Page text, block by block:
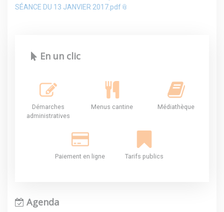
SÉANCE DU 13 JANVIER 2017.pdf
En un clic
Démarches
administratives
Menus cantine Médiathèque
Paiement en ligne Tarifs publics
Agenda